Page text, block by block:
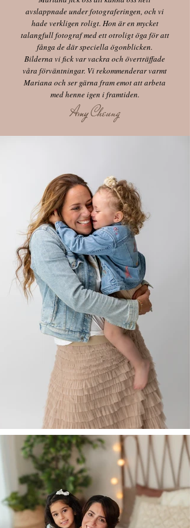
avslappnade under fotograferingen, och vi
hade verkligen roligt. Hon är en mycket
talangfull fotograf med ett otroligt öga för att
fånga de där speciella ögonblicken.
Bilderna vi fick var vackra och överträffade
våra förväntningar. Vi rekommenderar varmt
Mariana och ser gärna fram emot att arbeta
med henne igen i framtiden.
Amy Cheung